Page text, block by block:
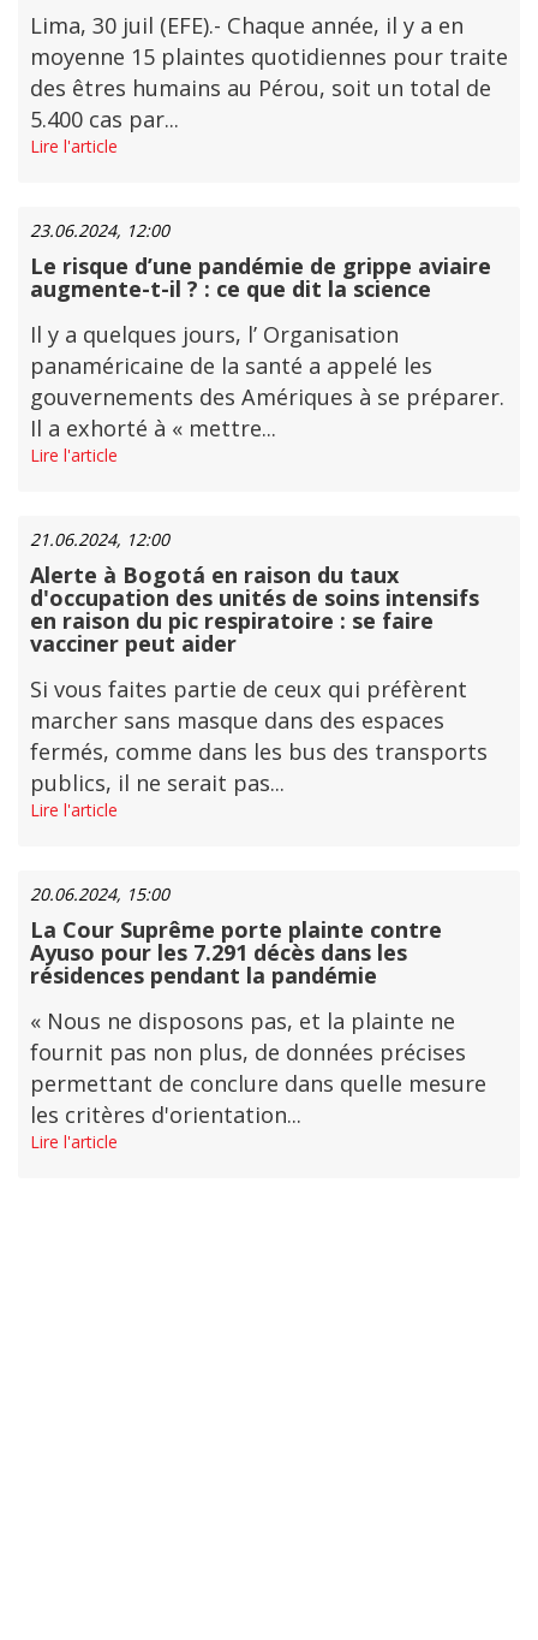
Lima, 30 juil (EFE).- Chaque année, il y a en
moyenne 15 plaintes quotidiennes pour traite
des êtres humains au Pérou, soit un total de
5.400 cas par...
Lire l'article
23.06.2024, 12:00
Le risque d’une pandémie de grippe aviaire
augmente-t-il ? : ce que dit la science
Il y a quelques jours, l’ Organisation
panaméricaine de la santé a appelé les
gouvernements des Amériques à se préparer.
Il a exhorté à « mettre...
Lire l'article
21.06.2024, 12:00
Alerte à Bogotá en raison du taux
d'occupation des unités de soins intensifs
en raison du pic respiratoire : se faire
vacciner peut aider
Si vous faites partie de ceux qui préfèrent
marcher sans masque dans des espaces
fermés, comme dans les bus des transports
publics, il ne serait pas...
Lire l'article
20.06.2024, 15:00
La Cour Suprême porte plainte contre
Ayuso pour les 7.291 décès dans les
résidences pendant la pandémie
« Nous ne disposons pas, et la plainte ne
fournit pas non plus, de données précises
permettant de conclure dans quelle mesure
les critères d'orientation...
Lire l'article